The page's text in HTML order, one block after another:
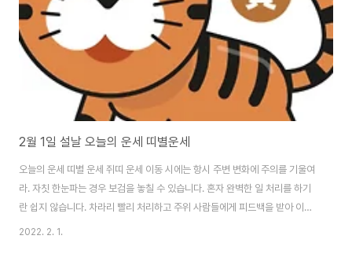
월 24일 생으로 올해 나이 2..
2월 1일 설날 오늘의 운세 띠별운세
오늘의 운세 띠별 운세 쥐띠 운세 이동 시에는 항시 주변 변화에 주의를 기울여
라. 자칫 한눈파는 경우 보검을 놓칠 수 있습니다. 혼자 완벽한 일 처리를 하기
란 쉽지 않습니다. 차라리 빨리 처리하고 주위 사람들에게 피드백을 받아 이를
보완하는 편이 좋습니다. 가끔 생각 나는 사람이 아닌 수시로 생각나게끔 하는
2022. 2. 1.